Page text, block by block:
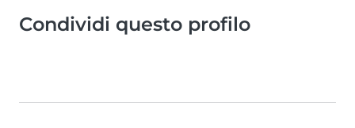
Condividi questo profilo